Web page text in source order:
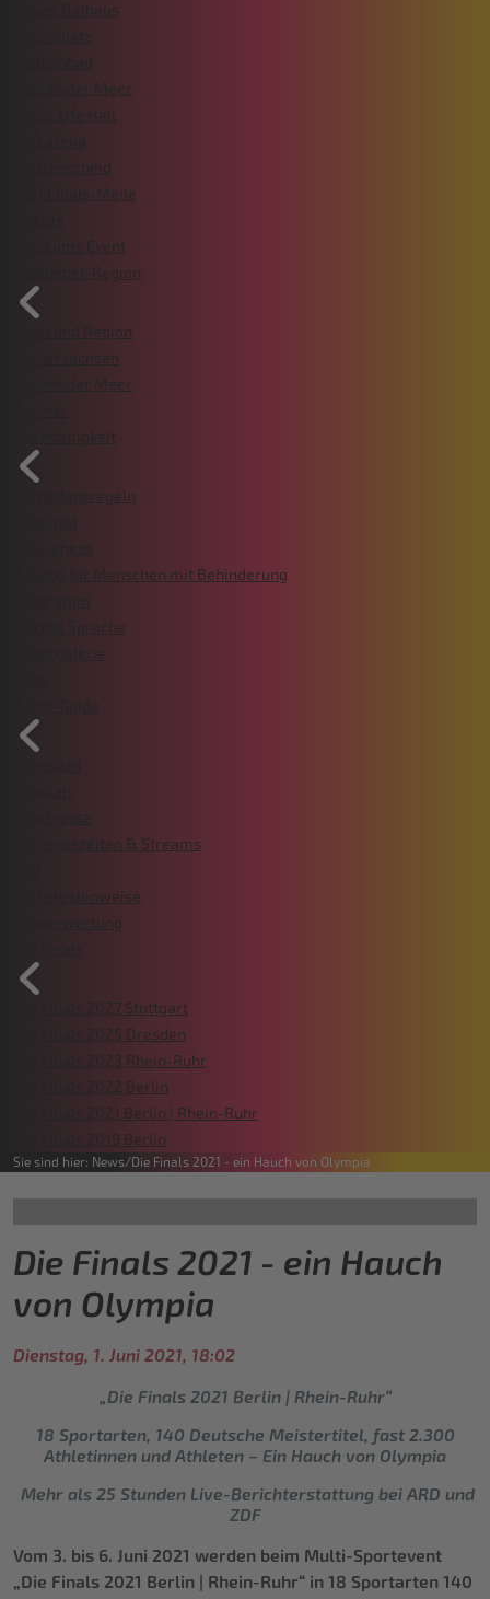
Neues Rathaus
Steinhuder Meer
Swiss Life Hall
Wattenscheid
VGH Finals-Meile
Rund ums Event
Gastgeber-Region
Stadt und Region
Niedersachsen
Steinhuder Meer
Nachhaltigkeit
Verhaltensregeln
Zugang für Menschen mit Behinderung
Leichte Sprache
Bildergalerie
TV Sendezeiten & Streams
Verkehrshinweise
Länderwertung
Die Finals 2027 Stuttgart
Die Finals 2025 Dresden
Die Finals 2023 Rhein-Ruhr
Die Finals 2022 Berlin
Die Finals 2021 Berlin | Rhein-Ruhr
Die Finals 2019 Berlin
Sie sind hier: News Die Finals 2021 - ein Hauch von Olympia
Die Finals 2021 - ein Hauch
von Olympia
Dienstag, 1. Juni 2021, 18:02
„Die Finals 2021 Berlin | Rhein-Ruhr“
18 Sportarten, 140 Deutsche Meistertitel, fast 2.300
Athletinnen und Athleten – Ein Hauch von Olympia
Mehr als 25 Stunden Live-Berichterstattung bei ARD und
ZDF
Vom 3. bis 6. Juni 2021 werden beim Multi-Sportevent
„Die Finals 2021 Berlin | Rhein-Ruhr“ in 18 Sportarten 140